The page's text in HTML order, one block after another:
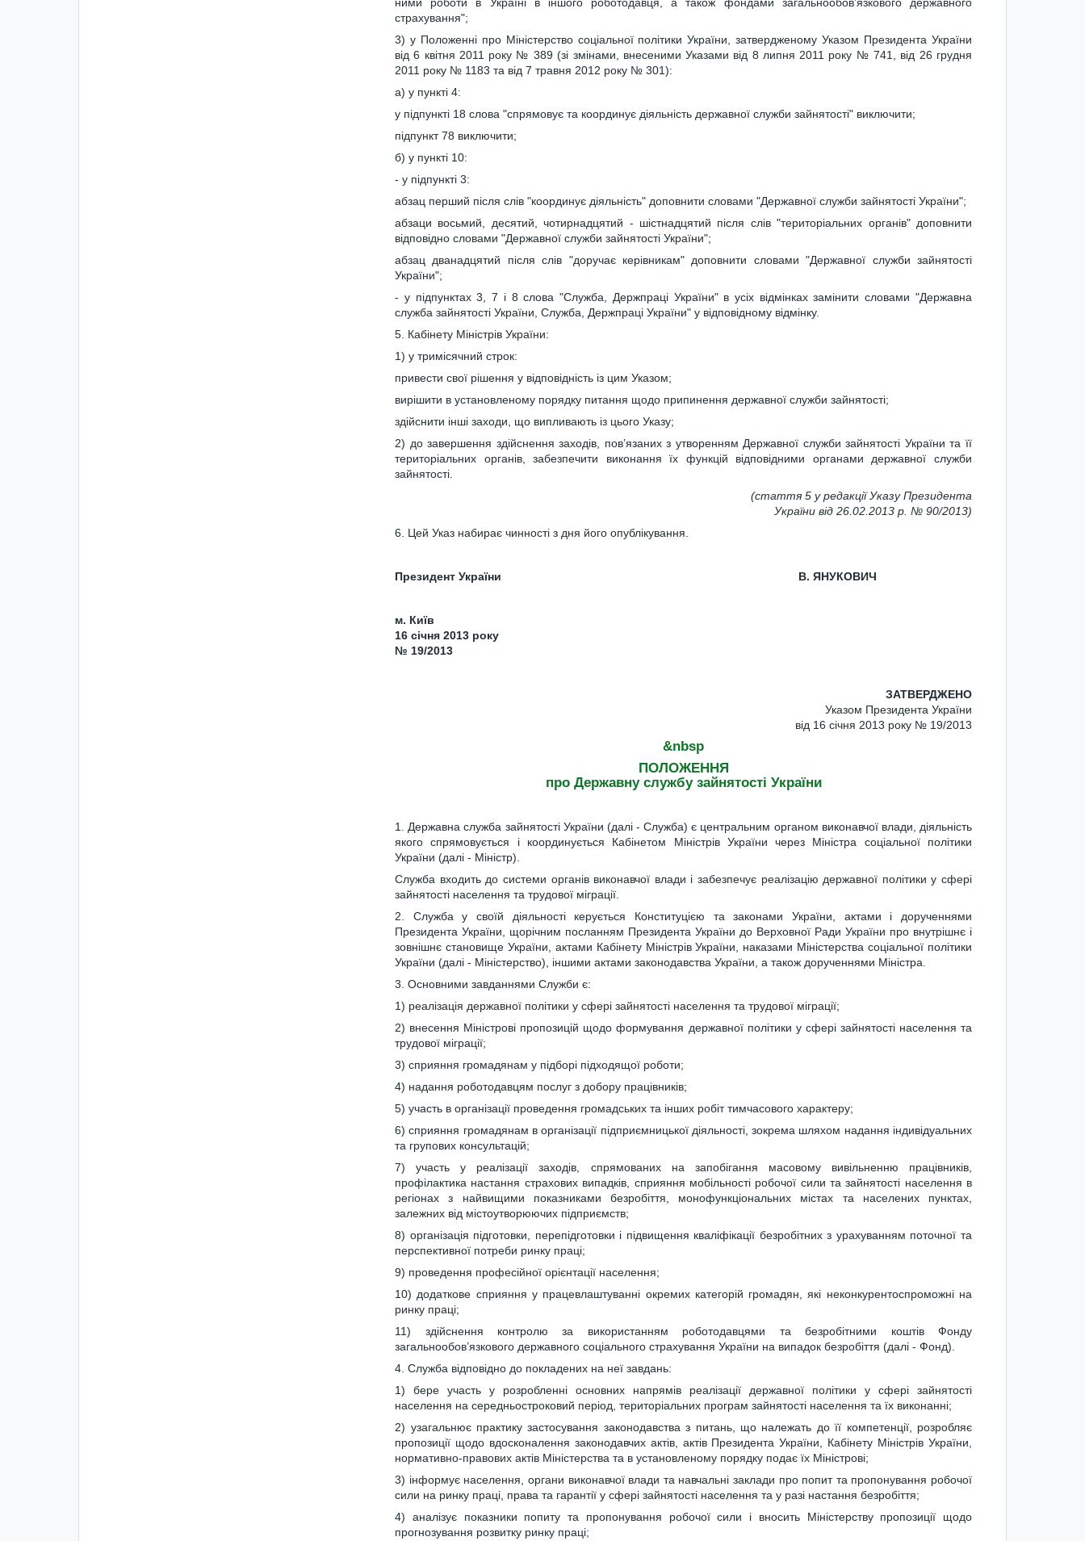
страхування";
3) у Положенні про Міністерство соціальної політики України, затвердженому Указом Президента України
від 6 квітня 2011 року № 389 (зі змінами, внесеними Указами від 8 липня 2011 року № 741, від 26 грудня
2011 року № 1183 та від 7 травня 2012 року № 301):
а) у пункті 4:
у підпункті 18 слова "спрямовує та координує діяльність державної служби зайнятості" виключити;
підпункт 78 виключити;
б) у пункті 10:
- у підпункті 3:
абзац перший після слів "координує діяльність" доповнити словами "Державної служби зайнятості України";
абзаци восьмий, десятий, чотирнадцятий - шістнадцятий після слів "територіальних органів" доповнити
відповідно словами "Державної служби зайнятості України";
абзац дванадцятий після слів "доручає керівникам" доповнити словами "Державної служби зайнятості
України";
- у підпунктах 3, 7 і 8 слова "Служба, Держпраці України" в усіх відмінках замінити словами "Державна
служба зайнятості України, Служба, Держпраці України" у відповідному відмінку.
5. Кабінету Міністрів України:
1) у тримісячний строк:
привести свої рішення у відповідність із цим Указом;
вирішити в установленому порядку питання щодо припинення державної служби зайнятості;
здійснити інші заходи, що випливають із цього Указу;
2) до завершення здійснення заходів, пов’язаних з утворенням Державної служби зайнятості України та її
територіальних органів, забезпечити виконання їх функцій відповідними органами державної служби
зайнятості.
(стаття 5 у редакції Указу Президента
України від 26.02.2013 р. № 90/2013)
6. Цей Указ набирає чинності з дня його опублікування.
Президент України В. ЯНУКОВИЧ
м. Київ
16 січня 2013 року
№ 19/2013
ЗАТВЕРДЖЕНО
Указом Президента України
від 16 січня 2013 року № 19/2013
&nbsp
ПОЛОЖЕННЯ
про Державну службу зайнятості України
1. Державна служба зайнятості України (далі - Служба) є центральним органом виконавчої влади, діяльність
якого спрямовується і координується Кабінетом Міністрів України через Міністра соціальної політики
України (далі - Міністр).
Служба входить до системи органів виконавчої влади і забезпечує реалізацію державної політики у сфері
зайнятості населення та трудової міграції.
2. Служба у своїй діяльності керується Конституцією та законами України, актами і дорученнями
Президента України, щорічним посланням Президента України до Верховної Ради України про внутрішнє і
зовнішнє становище України, актами Кабінету Міністрів України, наказами Міністерства соціальної політики
України (далі - Міністерство), іншими актами законодавства України, а також дорученнями Міністра.
3. Основними завданнями Служби є:
1) реалізація державної політики у сфері зайнятості населення та трудової міграції;
2) внесення Міністрові пропозицій щодо формування державної політики у сфері зайнятості населення та
трудової міграції;
3) сприяння громадянам у підборі підходящої роботи;
4) надання роботодавцям послуг з добору працівників;
5) участь в організації проведення громадських та інших робіт тимчасового характеру;
6) сприяння громадянам в організації підприємницької діяльності, зокрема шляхом надання індивідуальних
та групових консультацій;
7) участь у реалізації заходів, спрямованих на запобігання масовому вивільненню працівників,
профілактика настання страхових випадків, сприяння мобільності робочої сили та зайнятості населення в
регіонах з найвищими показниками безробіття, монофункціональних містах та населених пунктах,
залежних від містоутворюючих підприємств;
8) організація підготовки, перепідготовки і підвищення кваліфікації безробітних з урахуванням поточної та
перспективної потреби ринку праці;
9) проведення професійної орієнтації населення;
10) додаткове сприяння у працевлаштуванні окремих категорій громадян, які неконкурентоспроможні на
ринку праці;
11) здійснення контролю за використанням роботодавцями та безробітними коштів Фонду
загальнообов’язкового державного соціального страхування України на випадок безробіття (далі - Фонд).
4. Служба відповідно до покладених на неї завдань:
1) бере участь у розробленні основних напрямів реалізації державної політики у сфері зайнятості
населення на середньостроковий період, територіальних програм зайнятості населення та їх виконанні;
2) узагальнює практику застосування законодавства з питань, що належать до її компетенції, розробляє
пропозиції щодо вдосконалення законодавчих актів, актів Президента України, Кабінету Міністрів України,
нормативно-правових актів Міністерства та в установленому порядку подає їх Міністрові;
3) інформує населення, органи виконавчої влади та навчальні заклади про попит та пропонування робочої
сили на ринку праці, права та гарантії у сфері зайнятості населення та у разі настання безробіття;
4) аналізує показники попиту та пропонування робочої сили і вносить Міністерству пропозиції щодо
прогнозування розвитку ринку праці;